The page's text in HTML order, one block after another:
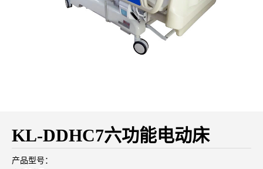
KL-DDHC7六功能电动床
产品型号：